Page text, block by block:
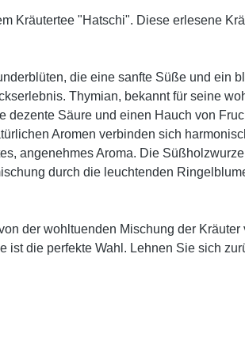
Kräutertee "Hatschi". Diese erlesene
die eine sanfte Süße und
Thymian, bekannt für seine
Säure und einen Hauch von
Aromen verbinden sich
angenehmes Aroma. Die
durch die leuchtenden
der wohltuenden Mischung der
ist die perfekte Wahl. Lehnen Sie sich